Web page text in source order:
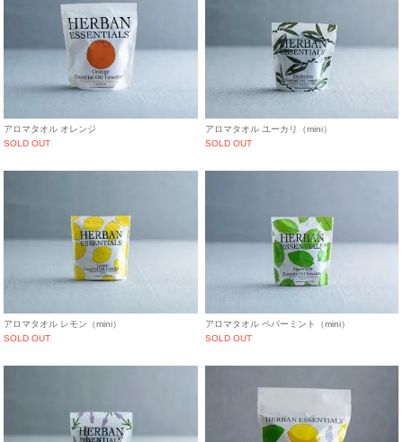
アロマタオル オレンジ
SOLD OUT
アロマタオル ユーカリ（mini）
SOLD OUT
アロマタオル レモン（mini）
SOLD OUT
アロマタオル ペパーミント（mini）
SOLD OUT